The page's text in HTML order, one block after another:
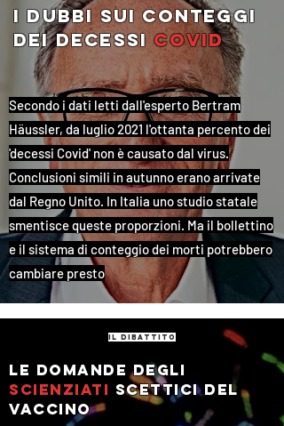
i dubbi sui conteggi
dei decessicovid
Secondo i dati letti dall'esperto Bertram
Häussler, da luglio 2021 l'ottanta percento dei
'decessi Covid' non è causato dal virus.
Conclusioni simili in autunno erano arrivate
dal Regno Unito. In Italia uno studio statale
smentisce queste proporzioni. Ma il bollettino
e il sistema di conteggio dei morti potrebbero
cambiare presto
il dibattito
le domande degli
scienziati scetticidel
vaccino